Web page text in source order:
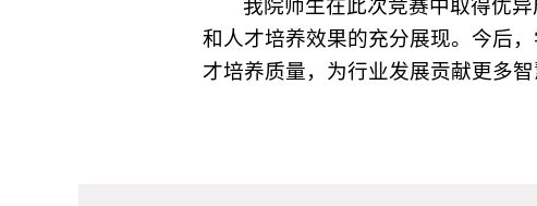
和人才培养效果的充分展现。今后
才培养质量，为行业发展贡献更多智